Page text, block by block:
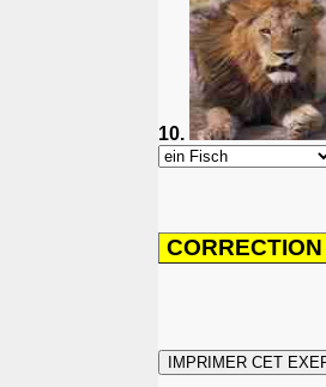
10.